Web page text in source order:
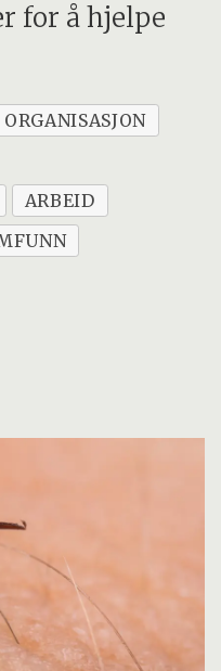
for å hjelpe
ARBEID